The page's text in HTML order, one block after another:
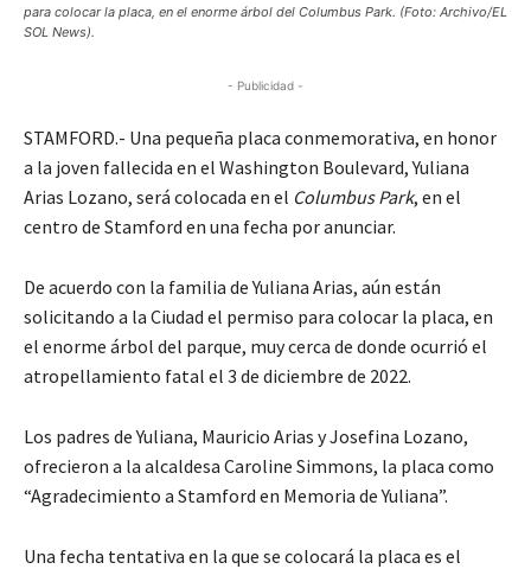
para colocar la placa, en el enorme árbol del Columbus Park. (Foto: Archivo/EL
SOL News).
- Publicidad -
STAMFORD.- Una pequeña placa conmemorativa, en honor
a la joven fallecida en el Washington Boulevard, Yuliana
Arias Lozano, será colocada en el Columbus Park, en el
centro de Stamford en una fecha por anunciar.
De acuerdo con la familia de Yuliana Arias, aún están
solicitando a la Ciudad el permiso para colocar la placa, en
el enorme árbol del parque, muy cerca de donde ocurrió el
atropellamiento fatal el 3 de diciembre de 2022.
Los padres de Yuliana, Mauricio Arias y Josefina Lozano,
ofrecieron a la alcaldesa Caroline Simmons, la placa como
“Agradecimiento a Stamford en Memoria de Yuliana”.
Una fecha tentativa en la que se colocará la placa es el